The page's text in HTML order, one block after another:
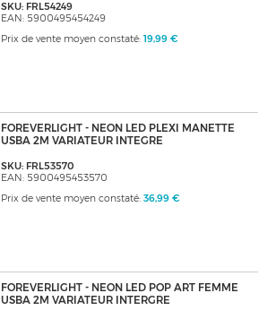
SKU: FRL54249
EAN: 5900495454249
Prix de vente moyen constaté: 19,99 €
FOREVERLIGHT - NEON LED PLEXI MANETTE
USBA 2M VARIATEUR INTEGRE
SKU: FRL53570
EAN: 5900495453570
Prix de vente moyen constaté: 36,99 €
FOREVERLIGHT - NEON LED POP ART FEMME
USBA 2M VARIATEUR INTERGRE